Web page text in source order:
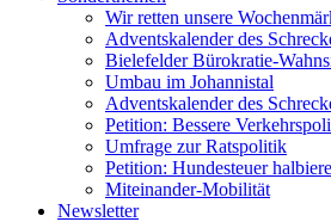
Wir retten unsere
Adventskalender des
Bielefelder Bürokratie-
Umbau im Johannistal
Adventskalender des
Petition: Bessere
Umfrage zur Ratspolitik
Petition: Hundesteuer
Miteinander-Mobilität
Newsletter